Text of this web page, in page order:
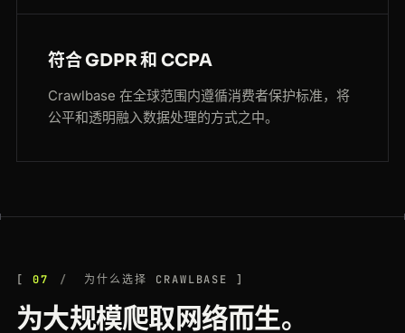
符合 GDPR 和 CCPA
Crawlbase 在全球范围内遵循消费者保护标准，将
公平和透明融入数据处理的方式之中。
07 为什么选择 CRAWLBASE
为大规模爬取网络而生。